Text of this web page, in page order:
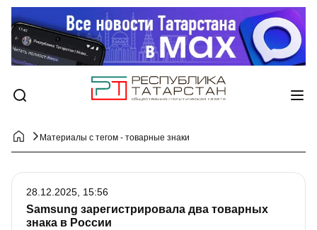
Материалы с тегом - товарные знаки
Samsung зарегистрировала два товарных
знака в России
28.12.2025, 15:56